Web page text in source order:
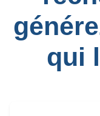
qui